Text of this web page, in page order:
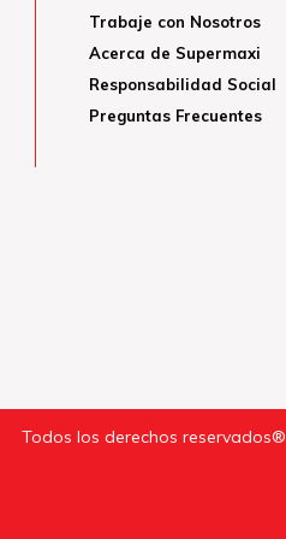
Trabaje con Nosotros
Acerca de Supermaxi
Responsabilidad Social
Preguntas Frecuentes
Todos los derechos reservados®